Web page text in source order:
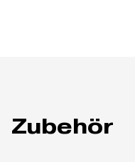
Zubehör